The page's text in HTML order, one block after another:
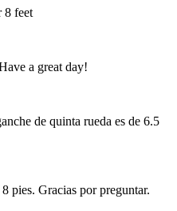
8 feet
a great day!
de quinta rueda es de 6.5
pies. Gracias por preguntar.